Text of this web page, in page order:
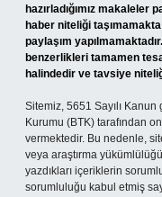
hazırladığımız
haber niteliği
paylaşım
benzerlikleri tamamen
halindedir ve tavsiye
Sitemiz, 5651 Sayılı
Kurumu (BTK) tarafından
vermektedir. Bu nedenle,
veya araştırma
yazdıkları içeriklerin
sorumluluğu kabul etmiş